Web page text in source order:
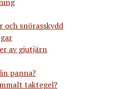
och snörasskydd
av gjutjärn
panna?
taktegel?